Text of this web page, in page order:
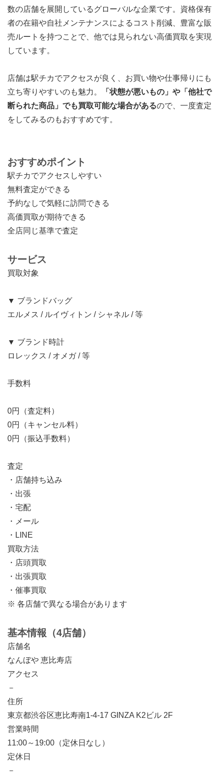
数の店舗を展開しているグローバルな企業です。資格保有
者の在籍や自社メンテナンスによるコスト削減、豊富な販
売ルートを持つことで、他では見られない高価買取を実現
しています。
店舗は駅チカでアクセスが良く、お買い物や仕事帰りにも
立ち寄りやすいのも魅力。
「状態が悪いもの」や「他社で
断られた商品」でも買取可能な場合があるので、一度査定
をしてみるのもおすすめです。
おすすめポイント
駅チカでアクセスしやすい
無料査定ができる
予約なしで気軽に訪問できる
高価買取が期待できる
全店同じ基準で査定
サービス
買取対象
▼ ブランドバッグ
エルメス / ルイヴィトン / シャネル / 等
▼ ブランド時計
ロレックス / オメガ / 等
手数料
0円（査定料）
0円（キャンセル料）
0円（振込手数料）
査定
・店舗持ち込み
・出張
・宅配
・メール
・LINE
買取方法
・店頭買取
・出張買取
・催事買取
※ 各店舗で異なる場合があります
基本情報（4店舗）
店舗名
なんぼや 恵比寿店
アクセス
－
住所
東京都渋谷区恵比寿南1-4-17 GINZA K2ビル 2F
営業時間
11:00～19:00（定休日なし）
定休日
－